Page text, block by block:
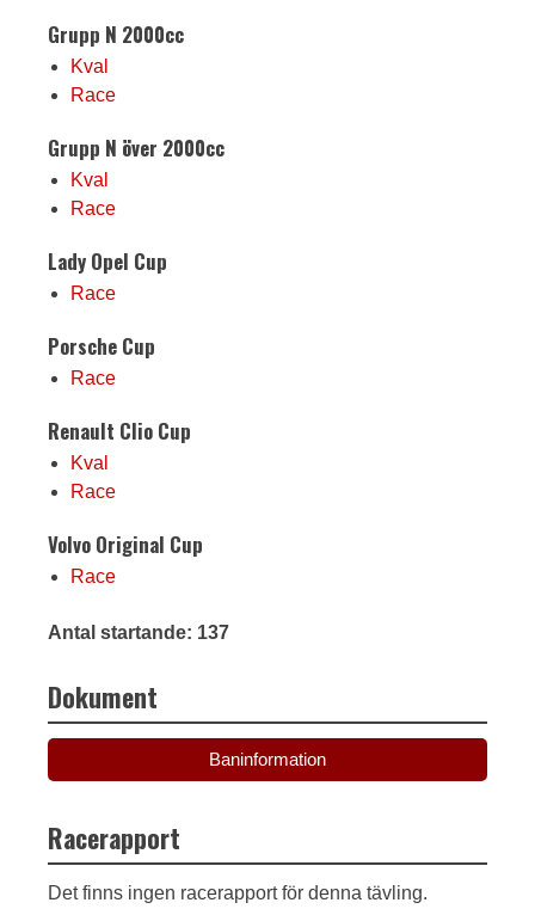
Grupp N 2000cc
Kval
Race
Grupp N över 2000cc
Kval
Race
Lady Opel Cup
Race
Porsche Cup
Race
Renault Clio Cup
Kval
Race
Volvo Original Cup
Race
Antal startande: 137
Dokument
Baninformation
Racerapport
Det finns ingen racerapport för denna tävling.